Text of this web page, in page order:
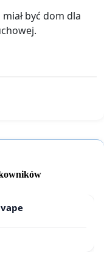
być dom dla